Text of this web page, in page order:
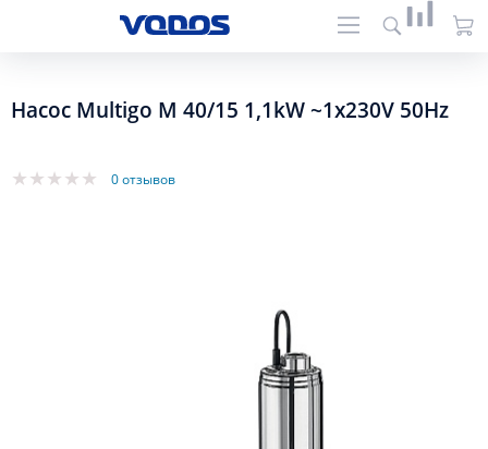
Насос Multigo M 40/15 1,1kW ~1x230V 50Hz
0 отзывов